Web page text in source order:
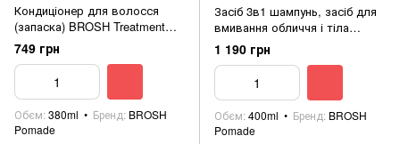
Кондиціонер для волосся
(запаска) BROSH Treatment
Smooth Blues Refill 380ml
749 грн
Обєм 380ml Бренд BROSH
Pomade
Засіб 3в1 шампунь, засіб для
вмивання обличчя і тіла
BROSH ALL WASH -WOOD
SEED 400ml
1 190 грн
Обєм 400ml Бренд BROSH
Pomade